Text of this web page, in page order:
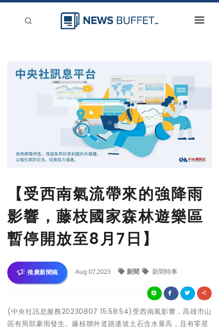
【受西南氣流帶來的強降雨
影響，藤枝國家森林遊樂區
暫停開放至8月7日】
推廣新聞稿 Aug 07,2023 新聞 新聞時事
(中央社訊息服務20230807 15:58:54)受西南風影響，高雄市山
區有局部豪雨發生。藤枝聯外道路邊坡土石含水量高，且有零星